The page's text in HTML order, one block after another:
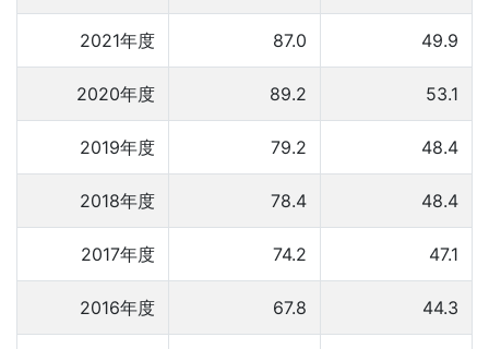
2021年度 87.0 49.9
2020年度 89.2 53.1
2019年度 79.2 48.4
2018年度 78.4 48.4
2017年度 74.2 47.1
2016年度 67.8 44.3